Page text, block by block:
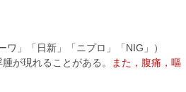
」「日新」「ニプロ」「NIG」）
腫が現れることがある。
また，腹痛，嘔